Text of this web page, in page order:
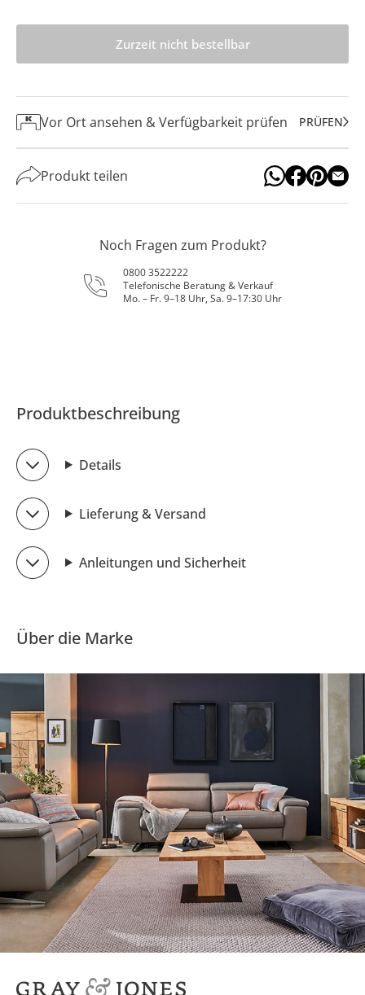
Zurzeit nicht bestellbar
Vor Ort ansehen & Verfügbarkeit prüfen PRÜFEN
Produkt teilen
Noch Fragen zum Produkt?
0800 3522222
Telefonische Beratung & Verkauf
Mo. – Fr. 9–18 Uhr, Sa. 9–17:30 Uhr
Produktbeschreibung
Details
Lieferung & Versand
Anleitungen und Sicherheit
Über die Marke